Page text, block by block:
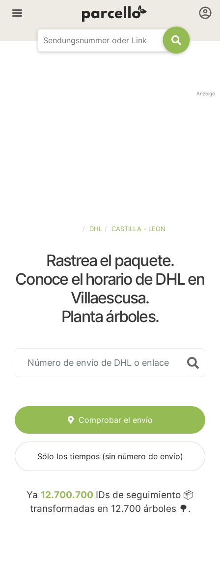
Anzeige
DHL CASTILLA - LEON
Rastrea el paquete.
Conoce el horario de DHL en
Villaescusa.
Planta árboles.
Comprobar el envío
Sólo los tiempos (sin número de envío)
Ya 12.700.700 IDs de seguimiento 📦
transformadas en 12.700 árboles 🌳.